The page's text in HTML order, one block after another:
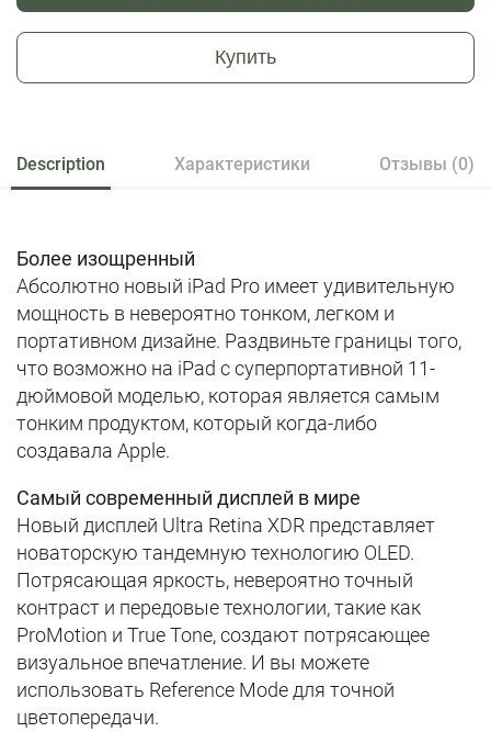
Купить
Description Характеристики Отзывы (0)
Более изощренный
Абсолютно новый iPad Pro имеет удивительную
мощность в невероятно тонком, легком и
портативном дизайне. Раздвиньте границы того,
что возможно на iPad с суперпортативной 11-
дюймовой моделью, которая является самым
тонким продуктом, который когда-либо
создавала Apple.
Самый современный дисплей в мире
Новый дисплей Ultra Retina XDR представляет
новаторскую тандемную технологию OLED.
Потрясающая яркость, невероятно точный
контраст и передовые технологии, такие как
ProMotion и True Tone, создают потрясающее
визуальное впечатление. И вы можете
использовать Reference Mode для точной
цветопередачи.